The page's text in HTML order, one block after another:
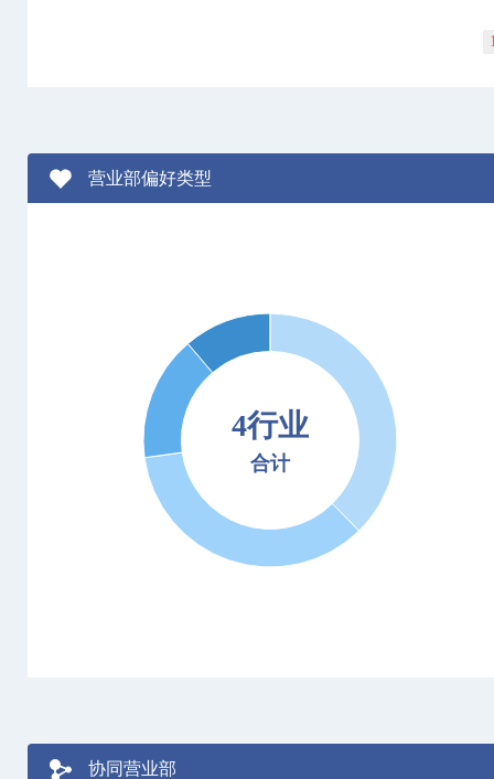
营业部偏好类型
4行业
合计
协同营业部